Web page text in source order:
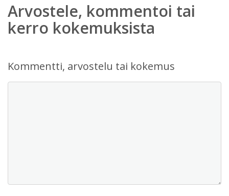
Arvostele, kommentoi tai
kerro kokemuksista
Kommentti, arvostelu tai kokemus